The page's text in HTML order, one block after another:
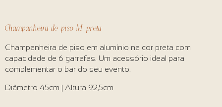
Champanheira de piso M preta
Champanheira de piso em alumínio na cor preta com
capacidade de 6 garrafas. Um acessório ideal para
complementar o bar do seu evento.
Diâmetro 45cm | Altura 92,5cm